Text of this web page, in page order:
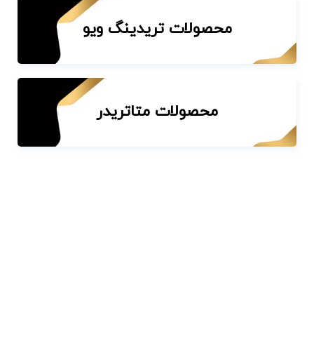
محصولات تریدینگ ویو
محصولات متاتریدر